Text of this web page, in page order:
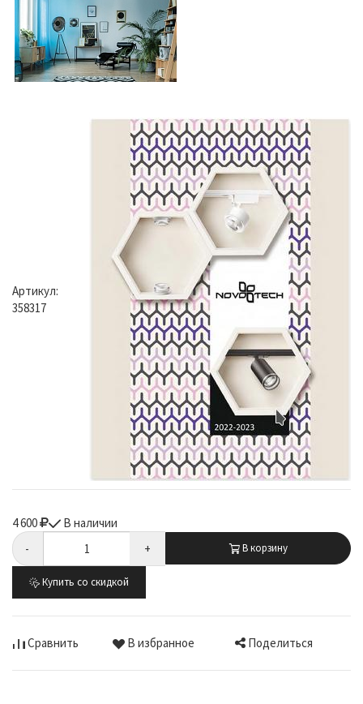
Артикул:
358317
4 600
В наличии
-
+ В корзину
Купить со скидкой
Сравнить В избранное Поделиться